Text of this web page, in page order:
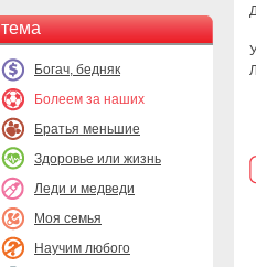
тема
Богач, бедняк
Болеем за наших
Братья меньшие
Здоровье или жизнь
Леди и медведи
Моя семья
Научим любого